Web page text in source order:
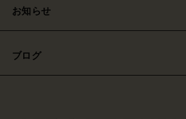
お知らせ
ブログ